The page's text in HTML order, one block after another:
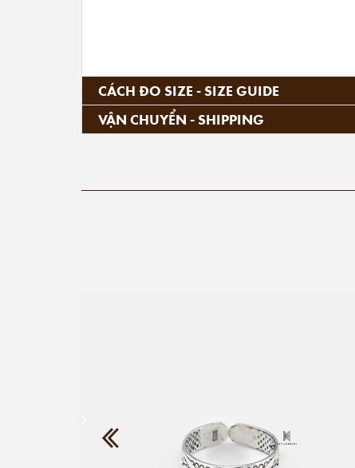
CÁCH ĐO SIZE - SIZE GUIDE
VẬN CHUYỂN - SHIPPING